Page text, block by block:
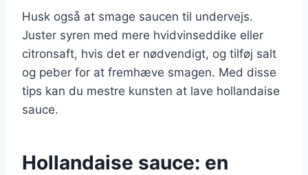
Husk også at smage saucen til undervejs.
Juster syren med mere hvidvinseddike eller
citronsaft, hvis det er nødvendigt, og tilføj salt
og peber for at fremhæve smagen. Med disse
tips kan du mestre kunsten at lave hollandaise
sauce.
Hollandaise sauce: en